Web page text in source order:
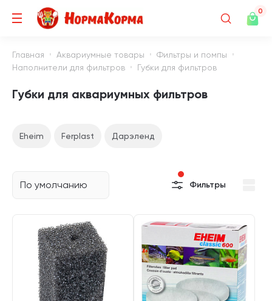
0
Главная Аквариумные товары
Фильтры и помпы
Наполнители для фильтров
Губки для фильтров
Губки для аквариумных фильтров
Eheim Ferplast Дарэленд
По умолчанию Фильтры